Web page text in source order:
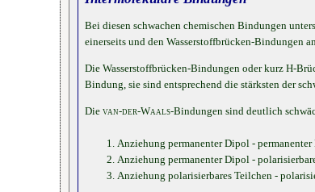
Bei diesen schwachen chemischen Bindungen
einerseits und den Wasserstoffbrücken-Bindungen
Die Wasserstoffbrücken-Bindungen oder kurz H-
Bindung, sie sind entsprechend die stärksten der
Dievan-der-Waals-Bindungen sind deutlich
Anziehung permanenter Dipol -
Anziehung permanenter Dipol -
Anziehung polarisierbares Teilchen -